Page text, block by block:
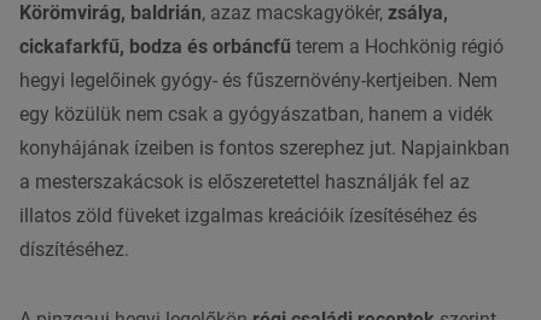
Körömvirág, baldrián, azaz macskagyökér, zsálya,
cickafarkfű, bodza és orbáncfű terem a Hochkönig régió
hegyi legelőinek gyógy- és fűszernövény-kertjeiben. Nem
egy közülük nem csak a gyógyászatban, hanem a vidék
konyhájának ízeiben is fontos szerephez jut. Napjainkban
a mesterszakácsok is előszeretettel használják fel az
illatos zöld füveket izgalmas kreációik ízesítéséhez és
díszítéséhez.